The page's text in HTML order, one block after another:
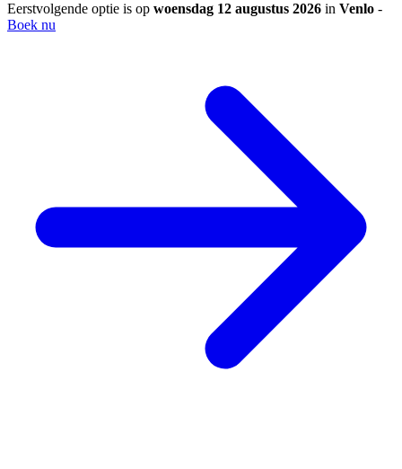
Eerstvolgende optie is op woensdag 12 augustus 2026 in Venlo -
Boek nu